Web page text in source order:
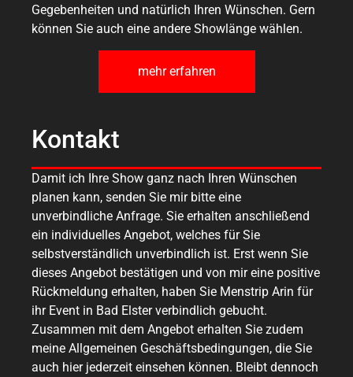
Gegebenheiten und natürlich Ihren Wünschen. Gern
können Sie auch eine andere Showlänge wählen.
mehr erfahren
Kontakt
Damit ich Ihre Show ganz nach Ihren Wünschen
planen kann, senden Sie mir bitte eine
unverbindliche Anfrage. Sie erhalten anschließend
ein individuelles Angebot, welches für Sie
selbstverständlich unverbindlich ist. Erst wenn Sie
dieses Angebot bestätigen und von mir eine positive
Rückmeldung erhalten, haben Sie Menstrip Arin für
ihr Event in Bad Elster verbindlich gebucht.
Zusammen mit dem Angebot erhalten Sie zudem
meine Allgemeinen Geschäftsbedingungen, die Sie
auch hier jederzeit einsehen können. Bleibt dennoch